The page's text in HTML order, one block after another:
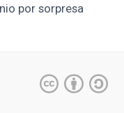
por sorpresa